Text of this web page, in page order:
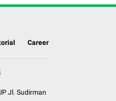
Career
Jl. Sudirman